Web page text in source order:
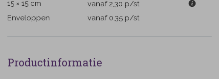
15 × 15 cm
vanaf 2,30 p/st
Enveloppen
vanaf 0,35 p/st
Productinformatie